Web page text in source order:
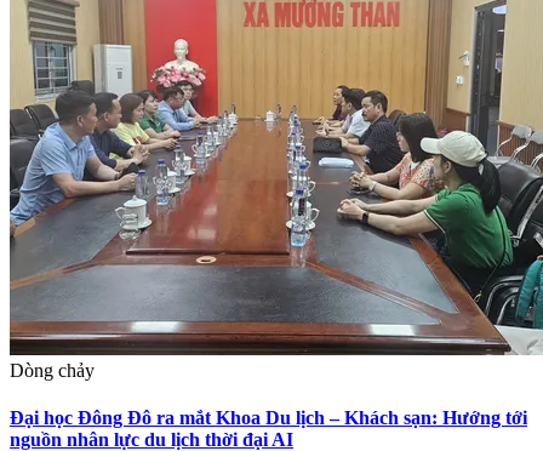
Dòng chảy
Đại học Đông Đô ra mắt Khoa Du lịch – Khách sạn: Hướng tới
nguồn nhân lực du lịch thời đại AI